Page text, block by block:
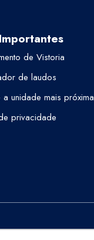
de Vistoria
de laudos
a unidade mais próxima
privacidade